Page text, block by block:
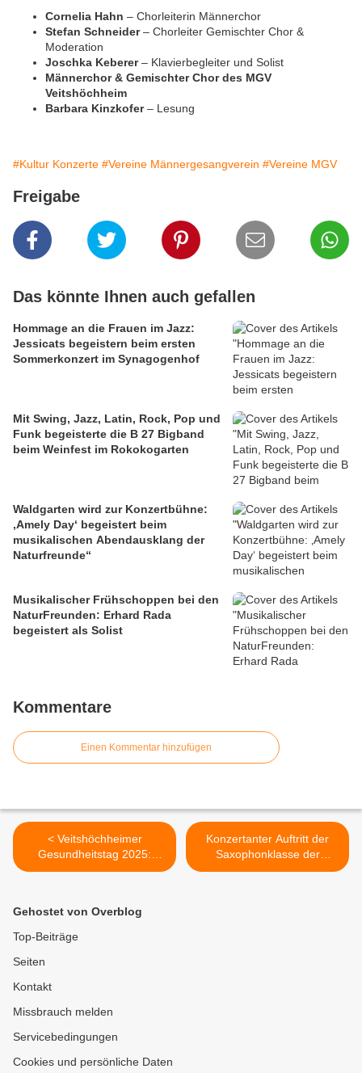
Cornelia Hahn – Chorleiterin Männerchor
Stefan Schneider– Chorleiter Gemischter Chor &
Moderation
Joschka Keberer– Klavierbegleiter und Solist
Männerchor & Gemischter Chor des MGV
Veitshöchheim
Barbara Kinzkofer– Lesung
#Kultur Konzerte #Vereine Männergesangverein #Vereine MGV
Freigabe
Das könnte Ihnen auch gefallen
Hommage an die Frauen im Jazz:
Jessicats begeistern beim ersten
Sommerkonzert im Synagogenhof
Mit Swing, Jazz, Latin, Rock, Pop und
Funk begeisterte die B 27 Bigband
beim Weinfest im Rokokogarten
Waldgarten wird zur Konzertbühne:
‚Amely Day‘ begeistert beim
musikalischen Abendausklang der
Naturfreunde“
Musikalischer Frühschoppen bei den
NaturFreunden: Erhard Rada
begeistert als Solist
Kommentare
Einen Kommentar hinzufügen
< Veitshöchheimer
Gesundheitstag 2025:
Prävention,
Konzertanter Auftritt der
Saxophonklasse der
Musikschule beim
Gehostet von Overblog
Top-Beiträge
Seiten
Kontakt
Missbrauch melden
Servicebedingungen
Cookies und persönliche Daten